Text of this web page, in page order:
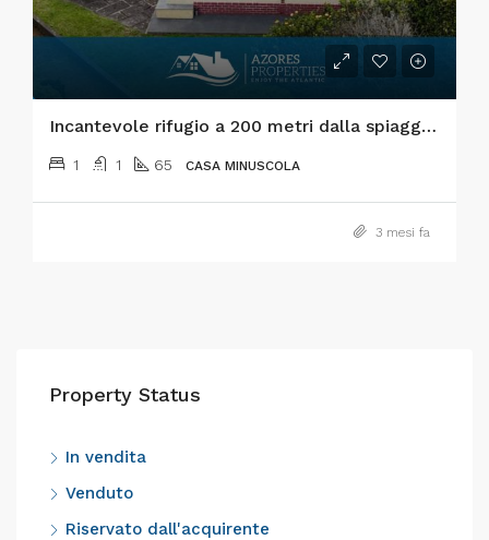
Incantevole rifugio a 200 metri dalla spiaggia – Praia do Almoxarife, Faial – Dove il mare e il vulcano si incontrano.
1 1 65 CASA MINUSCOLA
3 mesi fa
Property Status
In vendita
Venduto
Riservato dall'acquirente